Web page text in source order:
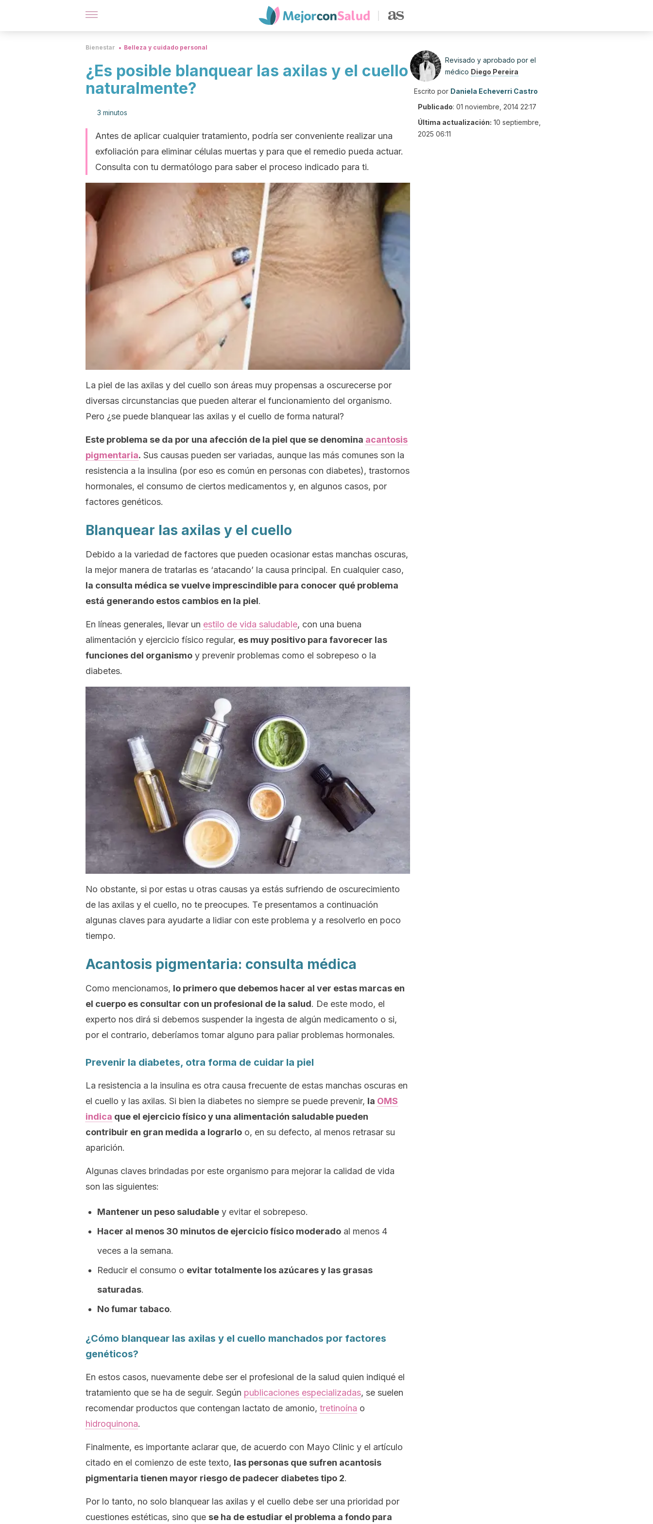
Bienestar Belleza y cuidado personal
¿Es posible blanquear las axilas y el cuello
naturalmente?
3 minutos
Antes de aplicar cualquier tratamiento, podría ser conveniente realizar una
exfoliación para eliminar células muertas y para que el remedio pueda actuar.
Consulta con tu dermatólogo para saber el proceso indicado para ti.
La piel de las axilas y del cuello son áreas muy propensas a oscurecerse por
diversas circunstancias que pueden alterar el funcionamiento del organismo.
Pero ¿se puede blanquear las axilas y el cuello de forma natural?
Este problema se da por una afección de la piel que se denomina acantosis
pigmentaria. Sus causas pueden ser variadas, aunque las más comunes son la
resistencia a la insulina (por eso es común en personas con diabetes), trastornos
hormonales, el consumo de ciertos medicamentos y, en algunos casos, por
factores genéticos.
Blanquear las axilas y el cuello
Debido a la variedad de factores que pueden ocasionar estas manchas oscuras,
la mejor manera de tratarlas es ‘atacando’ la causa principal. En cualquier caso,
la consulta médica se vuelve imprescindible para conocer qué problema
está generando estos cambios en la piel.
En líneas generales, llevar un estilo de vida saludable, con una buena
alimentación y ejercicio físico regular, es muy positivo para favorecer las
funciones del organismo y prevenir problemas como el sobrepeso o la
diabetes.
No obstante, si por estas u otras causas ya estás sufriendo de oscurecimiento
de las axilas y el cuello, no te preocupes. Te presentamos a continuación
algunas claves para ayudarte a lidiar con este problema y a resolverlo en poco
tiempo.
Acantosis pigmentaria: consulta médica
Como mencionamos, lo primero que debemos hacer al ver estas marcas en
el cuerpo es consultar con un profesional de la salud. De este modo, el
experto nos dirá si debemos suspender la ingesta de algún medicamento o si,
por el contrario, deberíamos tomar alguno para paliar problemas hormonales.
Prevenir la diabetes, otra forma de cuidar la piel
La resistencia a la insulina es otra causa frecuente de estas manchas oscuras en
el cuello y las axilas. Si bien la diabetes no siempre se puede prevenir, la OMS
indica que el ejercicio físico y una alimentación saludable pueden
contribuir en gran medida a lograrlo o, en su defecto, al menos retrasar su
aparición.
Algunas claves brindadas por este organismo para mejorar la calidad de vida
son las siguientes:
Mantener un peso saludable y evitar el sobrepeso.
Hacer al menos 30 minutos de ejercicio físico moderado al menos 4
veces a la semana.
Reducir el consumo o evitar totalmente los azúcares y las grasas
saturadas.
No fumar tabaco.
¿Cómo blanquear las axilas y el cuello manchados por factores
genéticos?
En estos casos, nuevamente debe ser el profesional de la salud quien indiqué el
tratamiento que se ha de seguir. Según publicaciones especializadas, se suelen
recomendar productos que contengan lactato de amonio, tretinoína o
hidroquinona.
Finalmente, es importante aclarar que, de acuerdo con Mayo Clinic y el artículo
citado en el comienzo de este texto, las personas que sufren acantosis
pigmentaria tienen mayor riesgo de padecer diabetes tipo 2.
Por lo tanto, no solo blanquear las axilas y el cuello debe ser una prioridad por
cuestiones estéticas, sino que se ha de estudiar el problema a fondo para
Revisado y aprobado por el
médico Diego Pereira
Escrito por Daniela Echeverri Castro
Publicado: 01 noviembre, 2014 22:17
Última actualización: 10 septiembre,
2025 06:11